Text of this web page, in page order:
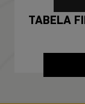
TABELA FIPE NO SEU